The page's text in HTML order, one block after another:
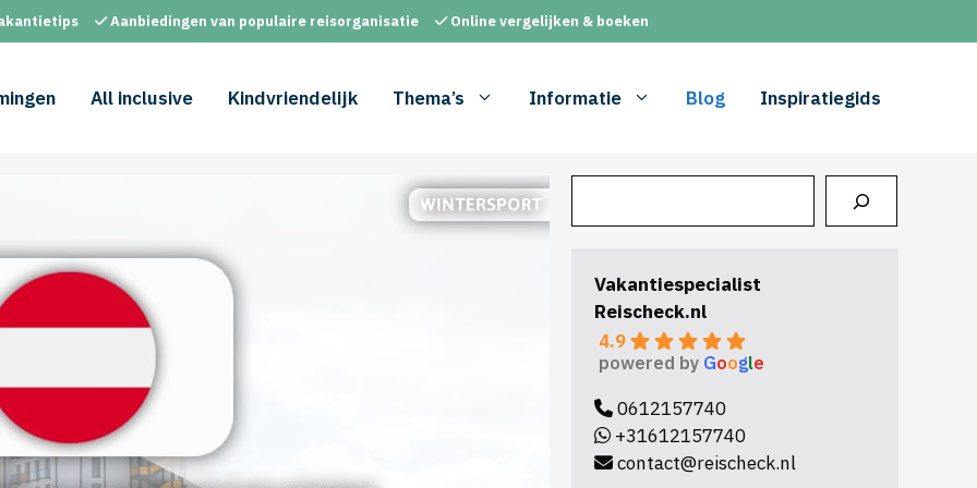
Aanbiedingen van populaire reisorganisatie Online vergelijken & boeken
All inclusive Kindvriendelijk Thema’s Informatie Blog Inspiratiegids
Vakantiespecialist
Reischeck.nl
4.9
powered by Google
0612157740
+31612157740
contact@reischeck.nl